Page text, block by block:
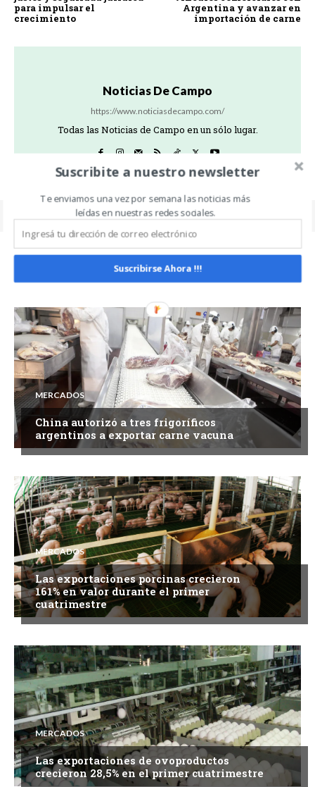
para impulsar el
crecimiento
Argentina y avanzar en
importación de carne
Noticias De Campo
https://www.noticiasdecampo.com/
Todas las Noticias de Campo en un sólo lugar.
Related Articles ALL MÁS
MERCADOS
China autorizó a tres frigoríficos
argentinos a exportar carne vacuna
MERCADOS
Las exportaciones porcinas crecieron
161% en valor durante el primer
cuatrimestre
MERCADOS
Las exportaciones de ovoproductos
crecieron 28,5% en el primer cuatrimestre
Suscribite a nuestro newsletter
Te enviamos una vez por semana las noticias más
leídas en nuestras redes sociales.
Suscribirse Ahora !!!